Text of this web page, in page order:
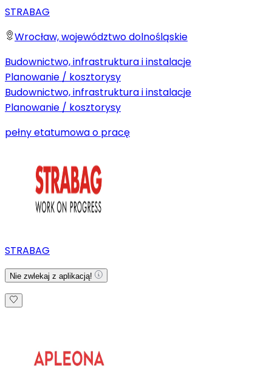
STRABAG
Wrocław, województwo dolnośląskie
Budownictwo, infrastruktura i instalacje
Planowanie / kosztorysy
Budownictwo, infrastruktura i instalacje
Planowanie / kosztorysy
pełny etatumowa o pracę
STRABAG
Nie zwlekaj z aplikacją!